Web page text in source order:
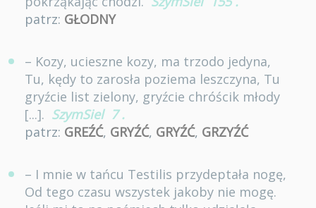
patrz: GŁODNY
– Kozy, ucieszne kozy, ma trzodo jedyna,
Tu, kędy to zarosła poziema leszczyna, Tu
gryźcie list zielony, gryźcie chróścik młody
[...]. SzymSiel 7 .
patrz: GREŹĆ, GRYŹĆ, GRYŹĆ, GRZYŹĆ
– I mnie w tańcu Testilis przydeptała nogę,
Od tego czasu wszystek jakoby nie mogę.